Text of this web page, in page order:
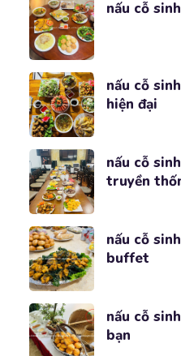
nấu cỗ
nấu cỗ
hiện đại
nấu cỗ
truyền
nấu cỗ
buffet
nấu cỗ
bạn